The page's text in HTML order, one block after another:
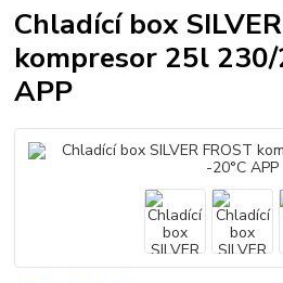
Chladící box
kompresor 25l
APP